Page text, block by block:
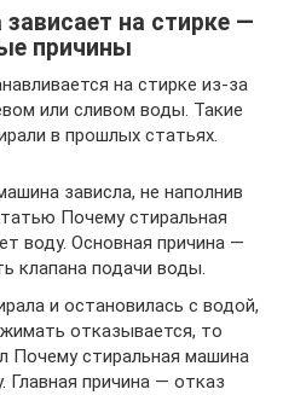
на стирке —
причины
на стирке из-за
или сливом воды. Такие
в прошлых статьях.
зависла, не наполнив
Почему стиральная
воду. Основная причина —
клапана подачи воды.
и остановилась с водой,
отказывается, то
Почему стиральная машина
Главная причина — отказ